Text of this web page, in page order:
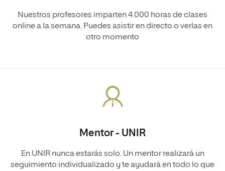
Nuestros profesores imparten 4.000 horas de clases
online a la semana. Puedes asistir en directo o verlas en
otro momento
Mentor - UNIR
En UNIR nunca estarás solo. Un mentor realizará un
seguimiento individualizado y te ayudará en todo lo que